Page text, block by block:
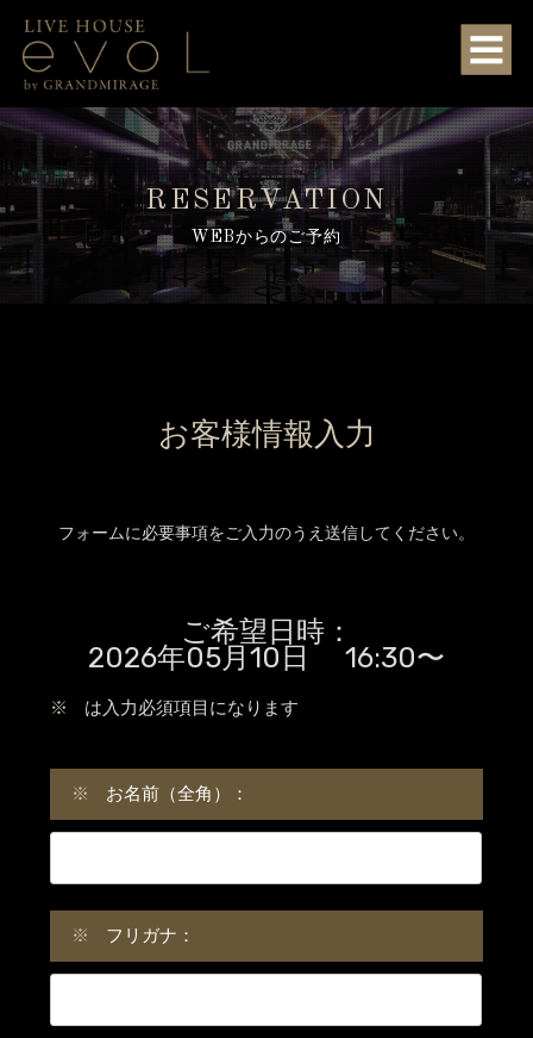
RESERVATION
WEBからのご予約
お客様情報入力
フォームに必要事項をご入力のうえ送信してください。
ご希望日時：
2026年05月10日 16:30〜
※ は入力必須項目になります
※ お名前（全角）：
※ フリガナ：